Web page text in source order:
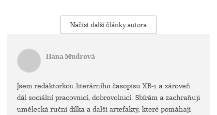
Načíst další články autora
Hana Mudrová
Jsem redaktorkou literárního časopisu XB-1 a zároveň
dál sociální pracovnicí, dobrovolnicí. Sbírám a zachraňuji
umělecká ruční dílka a další artefakty, které pomáhají